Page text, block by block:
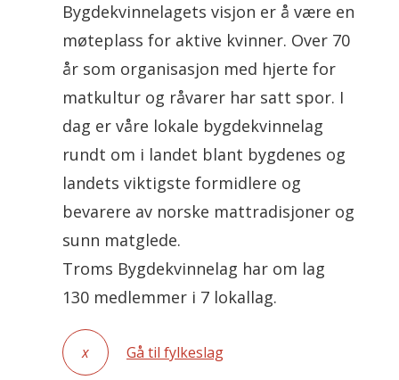
Bygdekvinnelagets visjon er å være en
møteplass for aktive kvinner. Over 70
år som organisasjon med hjerte for
matkultur og råvarer har satt spor. I
dag er våre lokale bygdekvinnelag
rundt om i landet blant bygdenes og
landets viktigste formidlere og
bevarere av norske mattradisjoner og
sunn matglede.
Troms Bygdekvinnelag har om lag
130 medlemmer i 7 lokallag.
x Gå til fylkeslag